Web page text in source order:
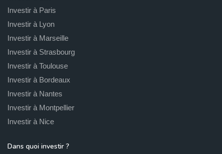
Investir à Paris
Investir à Lyon
Investir à Marseille
Investir à Strasbourg
Investir à Toulouse
Investir à Bordeaux
Investir à Nantes
Investir à Montpellier
Investir à Nice
Dans quoi investir ?